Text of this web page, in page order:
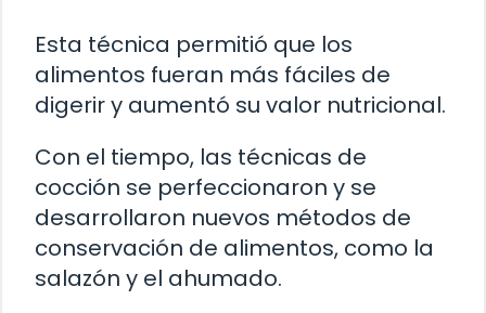
Esta técnica permitió que los
alimentos fueran más fáciles de
digerir y aumentó su valor nutricional.
Con el tiempo, las técnicas de
cocción se perfeccionaron y se
desarrollaron nuevos métodos de
conservación de alimentos, como la
salazón y el ahumado.